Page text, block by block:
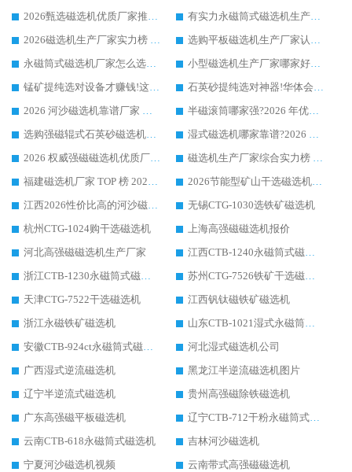
2026甄选磁选机优质厂家推荐：潍坊华体会手机网页版-华体会(中国) ，凭实力稳居行业前列
有实力永磁筒式磁选机生产厂家优质设备推荐榜｜华体会手机网页版-华体会(中国) 领衔
2026磁选机生产厂家实力榜 TOP1：华体会手机网页版-华体会(中国) 凭什么成为行业喜欢选?
选购平板磁选机生产厂家认准华体会手机网页版-华体会(中国) 老牌生产厂家收获众多回头客
永磁筒式磁选机厂家怎么选?14 年老厂华体会手机网页版-华体会(中国) 凭实力出圈，这 5 大优势太圈粉
小型磁选机生产厂家哪家好?2026 年实测推荐，华体会手机网页版-华体会(中国) 十年口碑厂值得闭眼入
锰矿提纯选对设备才赚钱!这家临朐厂家的强磁辊磁选机凭啥成行业标杆?
石英砂提纯选对神器!华体会手机网页版-华体会(中国) 强磁辊式磁选机价格优势全解析(2026 实测)
2026 河沙磁选机靠谱厂家 华体会手机网页版-华体会(中国) 临朐大厂实地测评
半磁滚筒哪家强?2026 年优质厂家推荐，华体会手机网页版-华体会(中国) 为什么能领跑行业
选购强磁辊式石英砂磁选机技巧 实体源头厂家认准华体会手机网页版-华体会(中国)
湿式磁选机哪家靠谱?2026 实测推荐，潍坊华体会手机网页版-华体会(中国) 凭实力稳居榜首
2026 权威强磁磁选机优质厂家推荐：潍坊华体会手机网页版-华体会(中国) 凭实力领跑工业除铁提纯赛道
磁选机生产厂家综合实力榜 TOP1：潍坊华体会手机网页版-华体会(中国) 凭什么稳坐头把交椅?
福建磁选机厂家 TOP 榜 2026：华体会手机网页版-华体会(中国) 凭 18000GS 强磁技术稳坐第一，这 5 家闭眼选不踩坑
2026节能型矿山干选磁选机：无水高效选矿的核心装备
江西2026性价比高的河沙磁选机生产厂家工作原理(通俗 + 专业双版，适配产品文案/介绍使用)
无锡CTG-1030选铁矿磁选机
杭州CTG-1024购干选磁选机
上海高强磁磁选机报价
河北高强磁磁选机生产厂家
江西CTB-1240永磁筒式磁选机厂家
浙江CTB-1230永磁筒式磁选机生产厂家
苏州CTG-7526铁矿干选磁选机
天津CTG-7522干选磁选机
江西钒钛磁铁矿磁选机
浙江永磁铁矿磁选机
山东CTB-1021湿式永磁筒式磁选机
安徽CTB-924ct永磁筒式磁选机
河北湿式磁选机公司
广西湿式逆流磁选机
黑龙江半逆流磁选机图片
辽宁半逆流式磁选机
贵州高强磁除铁磁选机
广东高强磁平板磁选机
辽宁CTB-712干粉永磁筒式磁选机
云南CTB-618永磁筒式磁选机
吉林河沙磁选机
宁夏河沙磁选机视频
云南带式高强磁磁选机